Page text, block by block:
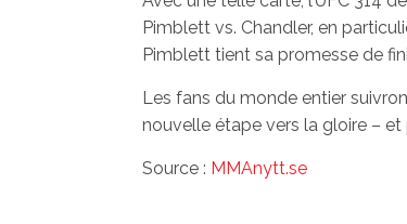
Pimblett vs. Chandler, en
Pimblett tient sa promesse de
Les fans du monde entier
nouvelle étape vers la gloire –
Source : MMAnytt.se